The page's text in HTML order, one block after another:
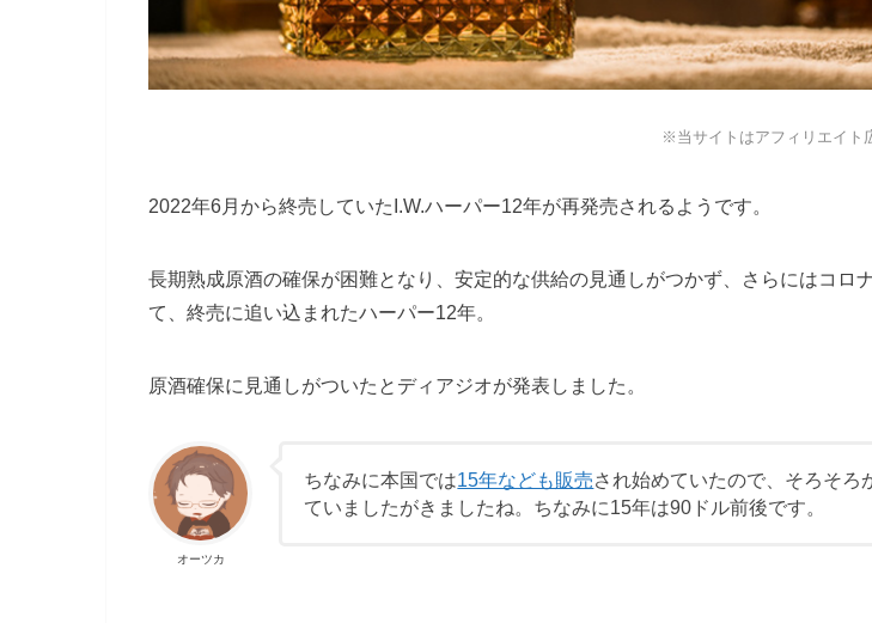
※当サイトはアフィリエイト
2022年6月から終売していたI.W.ハーパー12年が再発売されるようです。
長期熟成原酒の確保が困難となり、安定的な供給の見通しがつかず、さらにはコロ
て、終売に追い込まれたハーパー12年。
原酒確保に見通しがついたとディアジオが発表しました。
オーツカ
ちなみに本国では15年なども販売され始めていたので、そろそろ
ていましたがきましたね。ちなみに15年は90ドル前後です。